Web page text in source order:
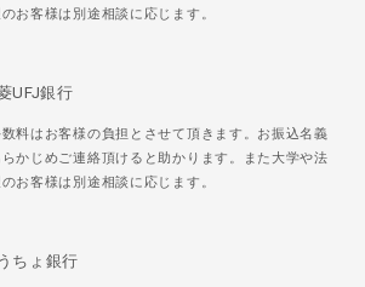
お客様は別途相談に応じます。
UFJ銀行
料はお客様の負担とさせて頂きます。お振込名義
かじめご連絡頂けると助かります。また大学や法
お客様は別途相談に応じます。
ちょ銀行